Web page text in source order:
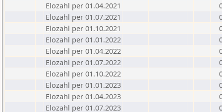
Elozahl per 01.04.2021
Elozahl per 01.07.2021
Elozahl per 01.10.2021
Elozahl per 01.01.2022
Elozahl per 01.04.2022
Elozahl per 01.07.2022
Elozahl per 01.10.2022
Elozahl per 01.01.2023
Elozahl per 01.04.2023
Elozahl per 01.07.2023